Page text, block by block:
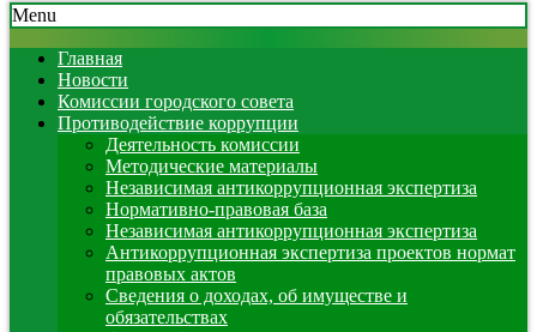
Skip
to
content
Secondary
Navigation
Menu
Menu
Главная
Новости
Комиссии городского совета
Противодействие коррупции
Деятельность комиссии
Методические материалы
Независимая антикоррупционная экспертиза
Нормативно-правовая база
Независимая антикоррупционная экспертиза
Антикоррупционная экспертиза проектов нормат
правовых актов
Сведения о доходах, об имуществе и
обязательствах